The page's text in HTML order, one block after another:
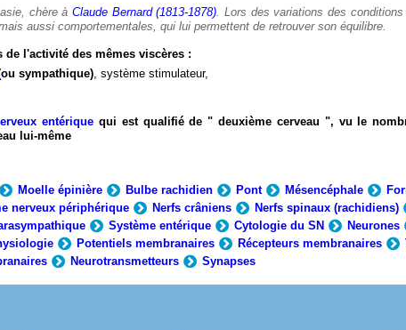
chère àClaude Bernard (1813-1878). Lors des variations des
aussi comportementales, qui lui permettent de retrouver son équilibre.
de l'activité des mêmes viscères :
sympathique), système stimulateur,
entérique qui est qualifié de " deuxième cerveau ", vu le
lui-même
Moelle épinière Bulbe rachidien Pont Mésencéphale
nerveux périphérique Nerfs crâniens Nerfs spinaux (rachidiens)
Système entérique Cytologie du SN Neurones
Potentiels membranaires Récepteurs membranaires
Neurotransmetteurs Synapses